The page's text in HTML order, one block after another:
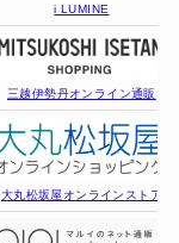
i LUMINE
三越伊勢丹オンライン通販
大丸松坂屋オンラインストア